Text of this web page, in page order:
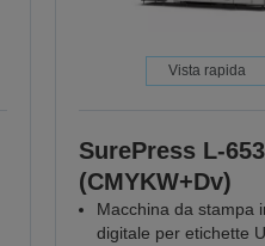
Vista rapida
SurePress L-
(CMYKW+Dv)
Macchina da stampa
digitale per etichette